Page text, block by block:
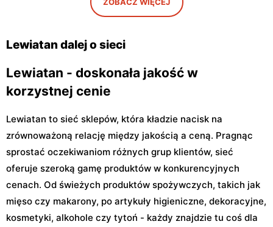
Warszawa, ul. Antoniego
Warszawa, ul. Szeligowska
Lewiatan dalej o sieci
Lewiatan - doskonała jakość w
korzystnej cenie
Lewiatan to sieć sklepów, która kładzie nacisk na
zrównoważoną relację między jakością a ceną. Pragnąc
sprostać oczekiwaniom różnych grup klientów, sieć
oferuje szeroką gamę produktów w konkurencyjnych
cenach. Od świeżych produktów spożywczych, takich jak
mięso czy makarony, po artykuły higieniczne, dekoracyjne,
kosmetyki, alkohole czy tytoń - każdy znajdzie tu coś dla